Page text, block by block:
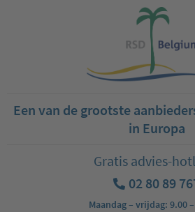
Een van de grootste
in Europa
Gratis advies-
02 80 89
Maandag – vrijdag: 9.00